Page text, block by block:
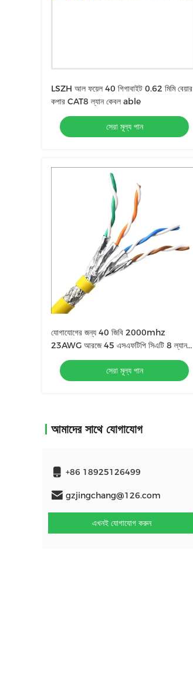
LSZH আল ফয়েল 40 গিগাবাইট 0.62 মিমি বেয়ার
কপার CAT8 ল্যান কেবল able
সেরা মূল্য পান
যোগাযোগের জন্য 40 জিবি 2000mhz
23AWG আরজে 45 এসএফটিপি সিএটি 8 ল্যান
সেরা মূল্য পান
আমাদের সাথে যোগাযোগ
+86 18925126499
gzjingchang@126.com
এখনই যোগাযোগ করুন